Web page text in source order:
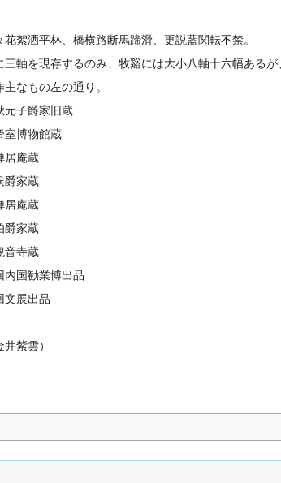
絮洒平林、橋横路断馬蹄滑、更説藍関転不禁。
三軸を現存するのみ、牧谿には大小八軸十六幅あ
なもの左の通り。
爵家旧蔵
物館蔵
庵蔵
蔵
庵蔵
家蔵
寺蔵
国勧業博出品
展出品
紫雲）